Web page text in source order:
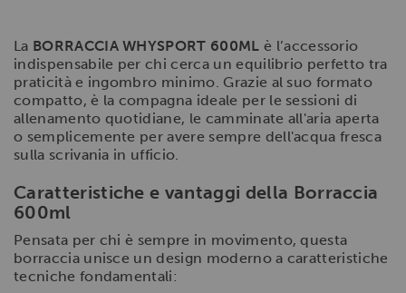
La BORRACCIA WHYSPORT 600ML è l’accessorio
indispensabile per chi cerca un equilibrio perfetto tra
praticità e ingombro minimo. Grazie al suo formato
compatto, è la compagna ideale per le sessioni di
allenamento quotidiane, le camminate all'aria aperta
o semplicemente per avere sempre dell'acqua fresca
sulla scrivania in ufficio.
Caratteristiche e vantaggi della Borraccia
600ml
Pensata per chi è sempre in movimento, questa
borraccia unisce un design moderno a caratteristiche
tecniche fondamentali: